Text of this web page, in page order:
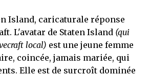
Island, caricaturale réponse
L'avatar de Staten Island (qui
local) est une jeune femme
coincée, jamais mariée, qui
Elle est de surcroît dominée